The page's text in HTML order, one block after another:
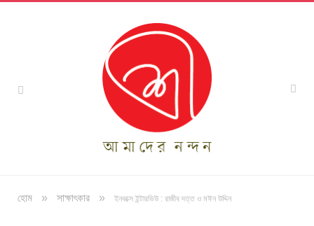
হোম » সাক্ষাৎকার » ইনবক্সে ইন্টারভিউ : রাজীব দত্ত ও মঈন উদ্দিন